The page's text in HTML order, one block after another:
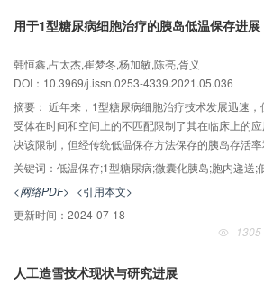
用于1型糖尿病细胞治疗的胰岛低温保存进展
韩恒鑫,占太杰,崔梦冬,杨加敏,陈亮,胥义
DOI：10.3969/j.issn.0253-4339.2021.05.036
摘要： 近年来，1型糖尿病细胞治疗技术发展迅速
受体在时间和空间上的不匹配限制了其在临床上的
决该限制，但经传统低温保存方法保存的胰岛存活
到临床应用的标准。本文对胰岛低温保存原理及低温
的因素进行了分类归纳，从冰晶损伤抑制、保护剂
个方面综述了近些年来胰岛低温保存技术的发展。由
学、低温生物学等交叉学科研究的发展，诸多新材料
域，使低温保存后胰岛的质量得到进一步提升。但
潜在的不利影响的研究尚不够深入。在后续研究中，
关键词： 低温保存;1型糖尿病;微囊化胰岛;胞内递送;
<网络PDF> <引用本文>
更新时间： 2024-07-18
1305
人工造雪技术现状与研究进展